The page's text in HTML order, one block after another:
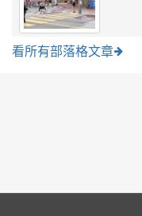
看所有部落格文章